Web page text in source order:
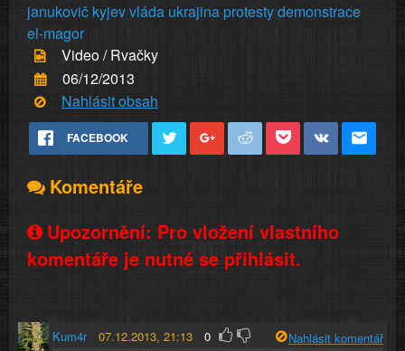
janukovič kyjevvláda ukrajinaprotestydemonstrace
el-magor
Video / Rvačky
06/12/2013
Nahlásit obsah
FACEBOOK
Komentáře
Upozornění: Pro vložení vlastního
komentáře je nutné se přihlásit.
Kum4r 07.12.2013, 21:13 0 Nahlásit komentář